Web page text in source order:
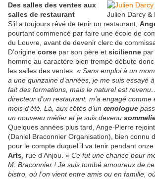
Julien Darcy &
Des salles des ventes aux
salles de restaurant
S’il a toujours rêvé de tenir un restaurant,
pourtant commencé par faire une école de
du Louvre, avant de devenir clerc de
D’origine corse par son père et sicilienne
homme au caractère bien trempé débute
les salles des ventes. « Sans emploi à un
a une quinzaine d’années, je me suis essayé à
fait des formations, mais le naturel est
directeur d’un restaurant, m’a engagé
mois d’été. Là, aux côtés d’un œnologue
un nouveau métier et je suis devenu
Quelques années plus tard, Ange-Pierre
(Daniel Braconnier Organisation), bien connu
pour le compte duquel il va tenir pendant
Arts , rue d’Anjou. « Ce fut une chance pour
M. Braconnier ! Je suis tombé amoureux de
bistro, où l’on vient entre amis ou en famille,